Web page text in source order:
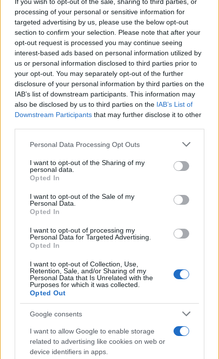
processing of your personal or sensitive information for
targeted advertising by us, please use the below opt-out
section to confirm your selection. Please note that after your
opt-out request is processed you may continue seeing
interest-based ads based on personal information utilized by
us or personal information disclosed to third parties prior to
your opt-out. You may separately opt-out of the further
disclosure of your personal information by third parties on the
IAB’s list of downstream participants. This information may
also be disclosed by us to third parties on the IAB’s List of
Downstream Participants that may further disclose it to other
Please note that this website/app uses one or more Google
not limited to your visit or usage behaviour. You may click to
grant or deny consent to Google and its third-party tags to
use your data for below specified purposes in below Google
consent section.
Personal Data Processing Opt Outs
I want to opt-out of the Sharing of my
personal data.
Opted In
I want to opt-out of the Sale of my
Personal Data.
Opted In
I want to opt-out of processing my
Personal Data for Targeted Advertising.
Opted In
I want to opt-out of Collection, Use,
Retention, Sale, and/or Sharing of my
Personal Data that Is Unrelated with the
Purposes for which it was collected.
Opted Out
Google consents
I want to allow Google to enable storage
related to advertising like cookies on web or
device identifiers in apps.
di 35-55 euro al giorno a persona, per vivere un
Natale originale e ricco di sorprese.
La scelta di una meta italiana o di un’avventura in
una capitale europea offre molteplici opportunità
per vivere unNataleindimenticabile, senza
compromettere il budget. È fondamentale
selezionare la destinazione più adatta e prepararsi
a vivere un’esperienza natalizia unica e
AUTORE
Francesca Spadaro
di investimenti veronese partendo dai bilanci
depositati alla Camera di Commercio; è
PMI e mercati. Laureata in economia,
collabora con camerali locali e cura
newsletter economiche territoriali.